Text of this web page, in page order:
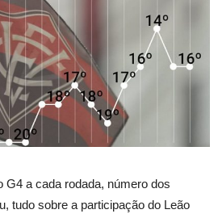
G4 a cada rodada, número dos
tudo sobre a participação do Leão